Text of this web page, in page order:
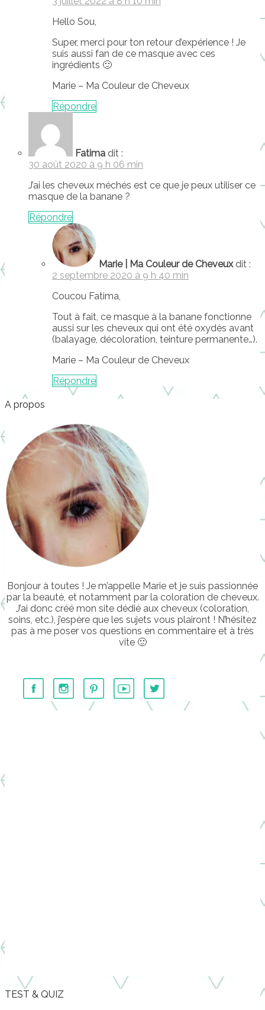
Hello Sou,
Super, merci pour ton retour d’expérience ! Je
suis aussi fan de ce masque avec ces
ingrédients 🙂
Marie – Ma Couleur de Cheveux
Répondre
Fatima dit :
30 août 2020 à 9 h 06 min
J’ai les cheveux méchés est ce que je peux utiliser ce
masque de la banane ?
Répondre
Marie | Ma Couleur de Cheveux dit :
2 septembre 2020 à 9 h 40 min
Coucou Fatima,
Tout à fait, ce masque à la banane fonctionne
aussi sur les cheveux qui ont été oxydés avant
(balayage, décoloration, teinture permanente…).
Marie – Ma Couleur de Cheveux
Répondre
A propos
Bonjour à toutes ! Je m’appelle Marie et je suis passionnée
par la beauté, et notamment par la coloration de cheveux.
J’ai donc créé mon site dédié aux cheveux (coloration,
soins, etc.), j’espère que les sujets vous plairont ! N’hésitez
pas à me poser vos questions en commentaire et à très
vite 🙂
TEST & QUIZ